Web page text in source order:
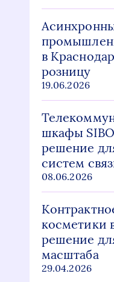
в
розницу
19.06.2026
шкафы
решение
систем
08.06.2026
косметики
решение
масштаба
29.04.2026